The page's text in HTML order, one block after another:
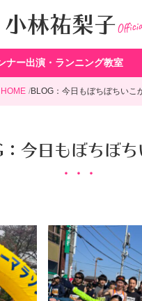
小林祐梨子
ナー出演・ランニング教室
HOME BLOG：今日もぼちぼちいこ
今日もぼちぼち